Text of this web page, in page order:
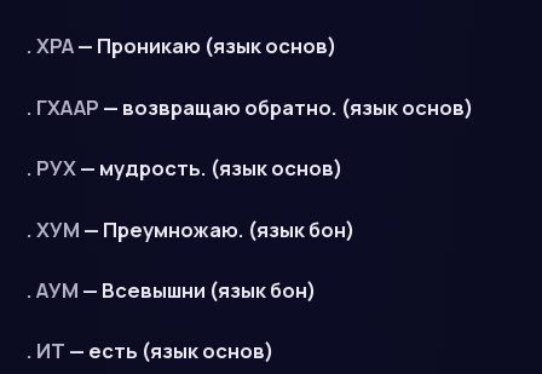
. ХРА— Проникаю (язык основ)
. ГХААР — возвращаю обратно. (язык основ)
. РУХ— мудрость. (язык основ)
. ХУМ — Преумножаю. (язык бон)
. АУМ — Всевышни (язык бон)
. ИТ — есть (язык основ)